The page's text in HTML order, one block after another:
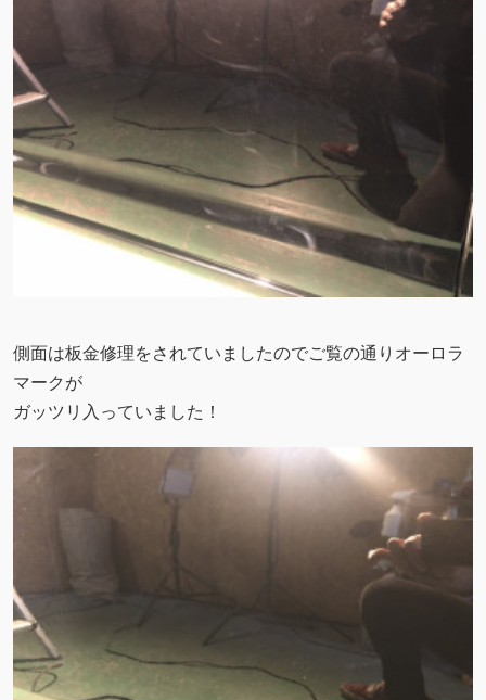
側面は板金修理をされていましたのでご覧の通りオーロラ
マークが
ガッツリ入っていました！